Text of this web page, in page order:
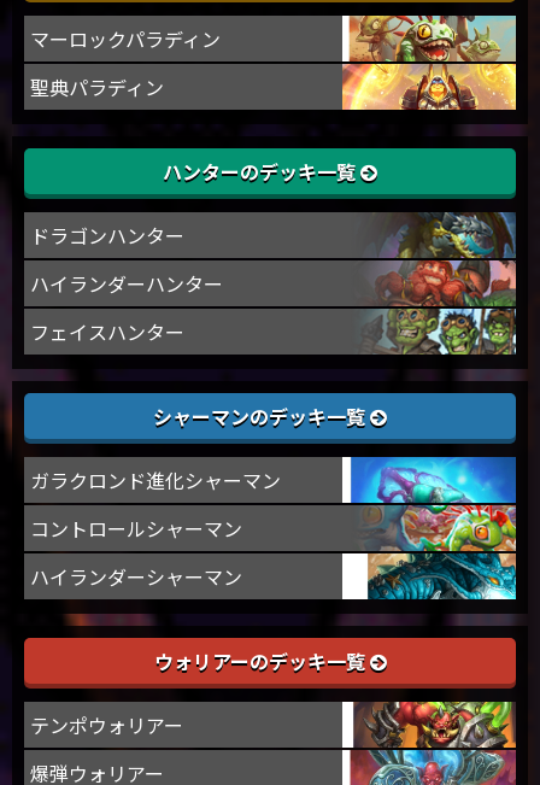
マーロックパラディン
聖典パラディン
ハンターのデッキ一覧
ドラゴンハンター
ハイランダーハンター
フェイスハンター
シャーマンのデッキ一覧
ガラクロンド進化シャーマン
コントロールシャーマン
ハイランダーシャーマン
ウォリアーのデッキ一覧
テンポウォリアー
爆弾ウォリアー